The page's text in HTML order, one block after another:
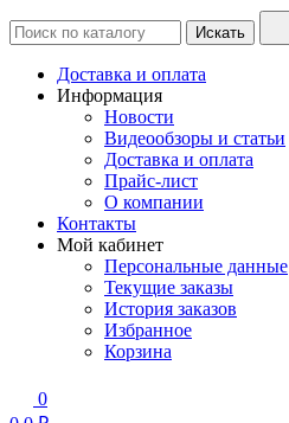
Доставка и оплата
Информация
Новости
Видеообзоры и статьи
Доставка и оплата
Прайс-лист
О компании
Контакты
Мой кабинет
Персональные данные
Текущие заказы
История заказов
Избранное
Корзина
0